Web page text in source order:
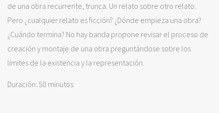
de una obra recurrente, trunca. Un relato sobre otro relato.
Pero ¿cualquier relato es ficción? ¿Dónde empieza una obra?
¿Cuándo termina? No hay banda propone revisar el proceso de
creación y montaje de una obra preguntándose sobre los
límites de la existencia y la representación.
Duración: 50 minutos